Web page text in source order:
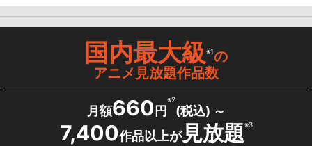
国内最大級※1の
アニメ見放題作品数
月額660 円
※2
(税込) ～
7,400作品以上が見放題※3